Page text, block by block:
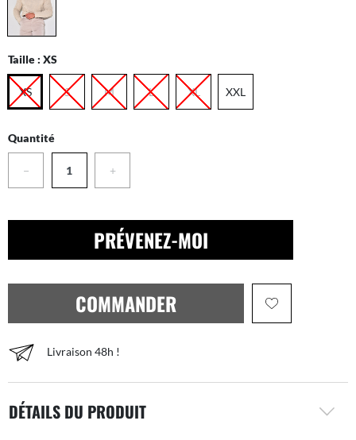
Taille : XS
XS S M L XL XXL
Quantité
− +
PRÉVENEZ-MOI
COMMANDER
Livraison 48h !
DÉTAILS DU PRODUIT